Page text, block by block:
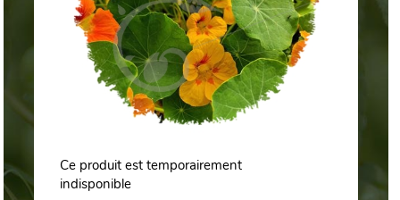
0.5 g 1 g 5 g 10 g 20 g 50 g
Ce produit est temporairement
indisponible
10